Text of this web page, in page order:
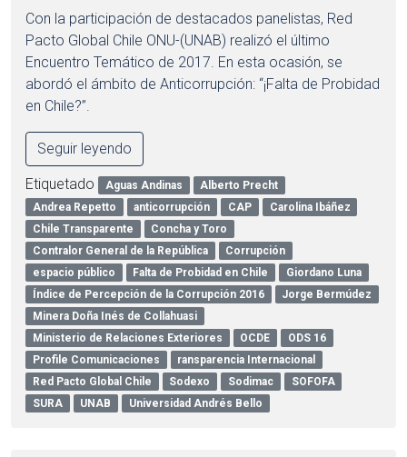
Con la participación de destacados panelistas, Red
Pacto Global Chile ONU-(UNAB) realizó el último
Encuentro Temático de 2017. En esta ocasión, se
abordó el ámbito de Anticorrupción: “¡Falta de Probidad
en Chile?”.
Seguir leyendo
Etiquetado Aguas Andinas
Alberto Precht
Andrea Repetto
anticorrupción CAP
Carolina Ibáñez
Chile Transparente
Concha y Toro
Contralor General de la República
Corrupción
espacio público
Falta de Probidad en Chile
Giordano Luna
Índice de Percepción de la Corrupción 2016
Jorge Bermúdez
Minera Doña Inés de Collahuasi
Ministerio de Relaciones Exteriores
OCDE
ODS 16
Profile Comunicaciones
ransparencia Internacional
Red Pacto Global Chile
Sodexo Sodimac
SOFOFA
SURA
UNAB Universidad Andrés Bello